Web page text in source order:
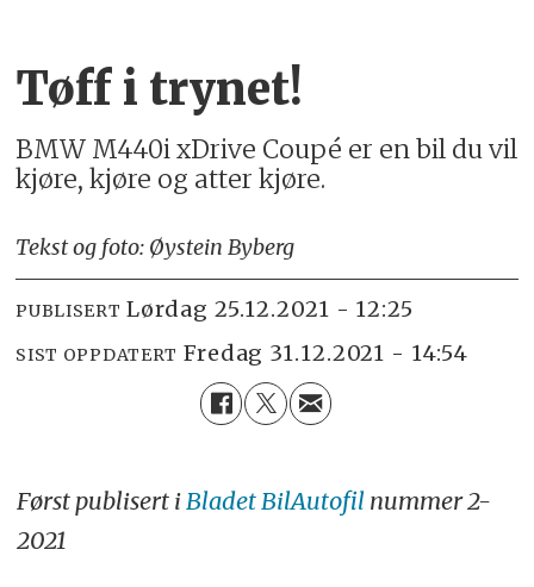
Tøff i trynet!
BMW M440i xDrive Coupé er en bil du vil
kjøre, kjøre og atter kjøre.
Tekst og foto: Øystein Byberg
PUBLISERT lørdag 25.12.2021 - 12:25
SIST OPPDATERT fredag 31.12.2021 - 14:54
Først publisert iBladet BilAutofil nummer 2-
2021